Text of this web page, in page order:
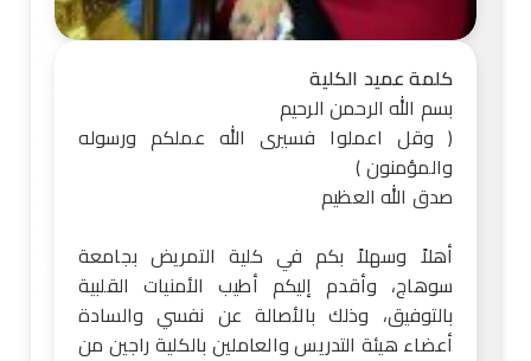
كلمة عميد الكلية
بسم الله الرحمن الرحيم
( وقل اعملوا فسيرى الله عملكم ورسوله
والمؤمنون )
صدق الله العظيم
أهلاً وسهلاً بكم في كلية التمريض بجامعة
سوهاج، وأقدم إليكم أطيب الأمنيات القلبية
بالتوفيق، وذلك بالأصالة عن نفسي والسادة
أعضاء هيئة التدريس والعاملين بالكلية راجين من